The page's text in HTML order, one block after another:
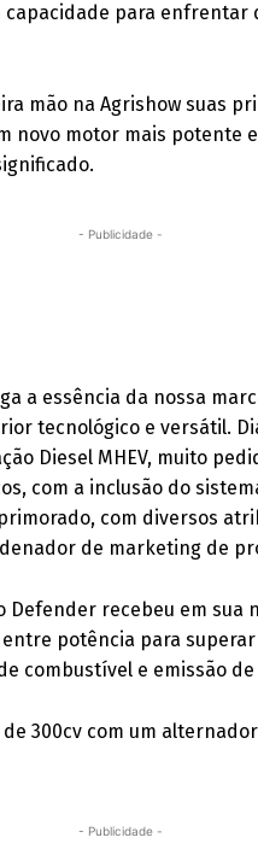
capacidade para
mão na Agrishow suas
novo motor mais potente
- Publicidade -
a essência da nossa
tecnológico e versátil.
Diesel MHEV, muito
com a inclusão do
com diversos
de marketing de
Defender recebeu em sua
potência para
combustível e emissão de
300cv com um
- Publicidade -